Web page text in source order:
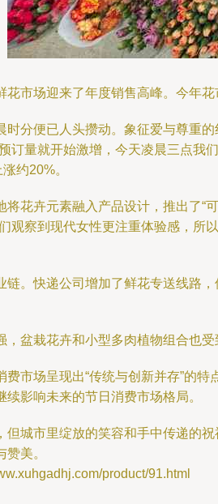
花市场迎来了年度销售高峰。今年
时分便已人头攒动。象征爱与尊重
订量就开始激增，今天凌晨三点
约20%。
花卉元素融入产品设计，推出了“
观察到现代女性更注重体验感，
。快递公司增加了鲜花专送线路
盆栽花卉和小型多肉植物组合也
市场呈现出“传统与创新并存”的
影响未来的节日消费市场格局。
但城市里绽放的笑容和手中传递的
美。
product/91.html